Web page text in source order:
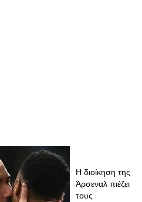
Η διοίκηση της
Άρσεναλ πιέζει
τους